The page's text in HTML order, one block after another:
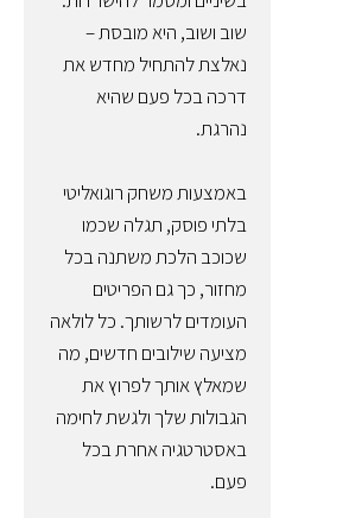
שוב ושוב, היא מובסת –
נאלצת להתחיל מחדש את
דרכה בכל פעם שהיא
נהרגת.
באמצעות משחק רוגואליטי
בלתי פוסק, תגלה שכמו
שכוכב הלכת משתנה בכל
מחזור, כך גם הפריטים
העומדים לרשותך. כל לולאה
מציעה שילובים חדשים, מה
שמאלץ אותך לפרוץ את
הגבולות שלך ולגשת לחימה
באסטרטגיה אחרת בכל
פעם.